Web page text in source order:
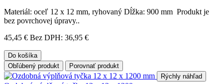
Materiál: oceľ 12 x 12 mm, ryhovaný Dĺžka: 900 mm Produkt je
bez povrchovej úpravy..
45,45 € Bez DPH: 36,95 €
Do košíka
Obľúbený produkt
Porovnať produkt
Rýchly náhľad